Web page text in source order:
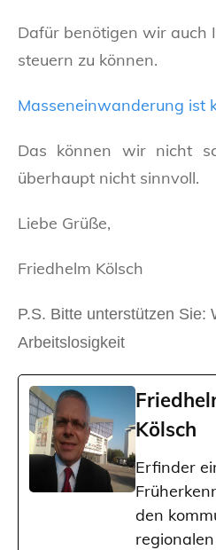
Dafür benötigen wir auch
steuern zu können.
Masseneinwanderung ist
Das können wir nicht
überhaupt nicht sinnvoll.
Liebe Grüße,
Friedhelm Kölsch
P.S. Bitte unterstützen Sie:
Arbeitslosigkeit
Kölsch
Erfinder
den